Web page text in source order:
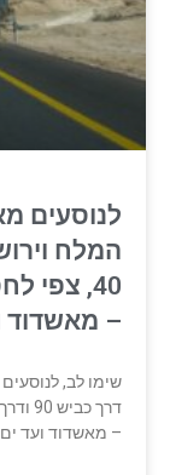
לנוסעים
40, צפי
– מאשדוד
שימו לב,
– מאשדוד ועד